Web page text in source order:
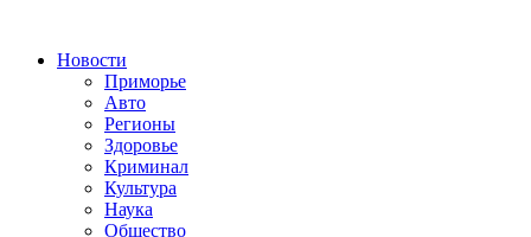
Новости
Приморье
Авто
Регионы
Здоровье
Криминал
Культура
Наука
Общество